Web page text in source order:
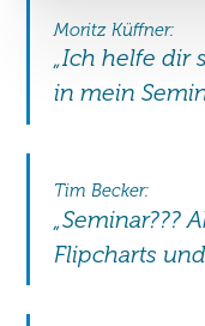
Moritz Küffner:
„Ich helfe dir
in mein
Tim Becker:
„Seminar???
Flipcharts